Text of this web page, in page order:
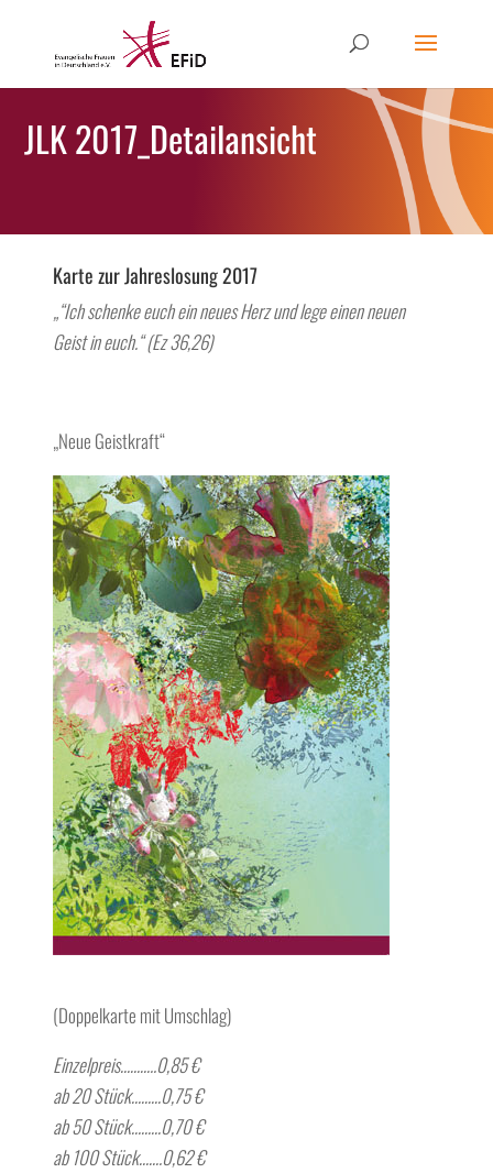
JLK 2017_Detailansicht
Karte zur Jahreslosung 2017
„“Ich schenke euch ein neues Herz und lege einen neuen
Geist in euch.“ (Ez 36,26)
„Neue Geistkraft“
(Doppelkarte mit Umschlag)
Einzelpreis………..0,85 €
ab 20 Stück………0,75 €
ab 50 Stück………0,70 €
ab 100 Stück…….0,62 €